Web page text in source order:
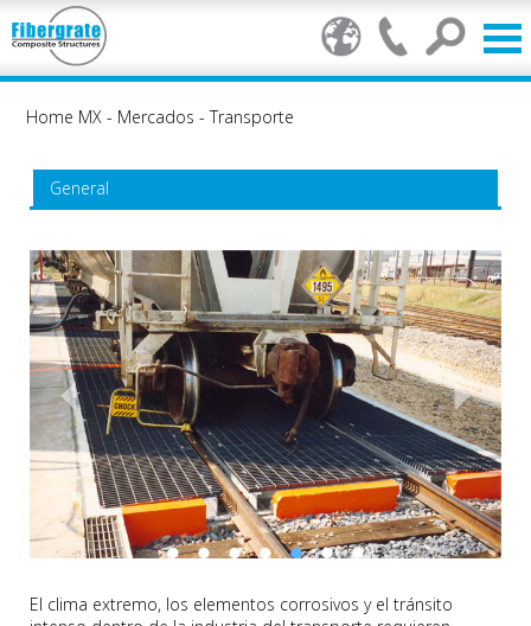
Home MX - Mercados -Transporte
General
El clima extremo, los elementos corrosivos y el tránsito